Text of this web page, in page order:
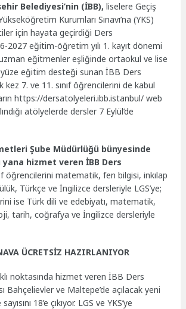
Belediyesi’nin (İBB), liselere Geçiş
Kurumları Sınavı’na (YKS)
için hayata geçirdiği Ders
2027 eğitim-öğretim yılı 1. kayıt dönemi
uzman eğitmenler eşliğinde ortaokul ve lise
eğitim desteği sunan İBB Ders
kez 7. ve 11. sınıf öğrencilerini de kabul
https://dersatolyeleri.ibb.istanbul/ web
atölyelerde dersler 7 Eylül’de
Şube Müdürlüğü bünyesinde
yana hizmet veren İBB Ders
öğrencilerini matematik, fen bilgisi, inkılap
Türkçe ve İngilizce dersleriyle LGS’ye;
ise Türk dili ve edebiyatı, matematik,
tarih, coğrafya ve İngilizce dersleriyle
ÜCRETSİZ HAZIRLANIYOR
noktasında hizmet veren İBB Ders
Bahçelievler ve Maltepe’de açılacak yeni
18’e çıkıyor. LGS ve YKS’ye